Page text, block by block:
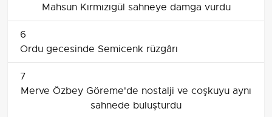
Mahsun Kırmızıgül sahneye damga vurdu
6
Ordu gecesinde Semicenk rüzgârı
7
Merve Özbey Göreme'de nostalji ve coşkuyu aynı
sahnede buluşturdu